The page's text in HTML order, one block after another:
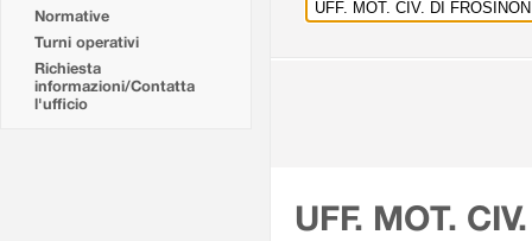
Normative
Turni operativi
Richiesta
informazioni/Contatta
l'ufficio
UFF. MOT.